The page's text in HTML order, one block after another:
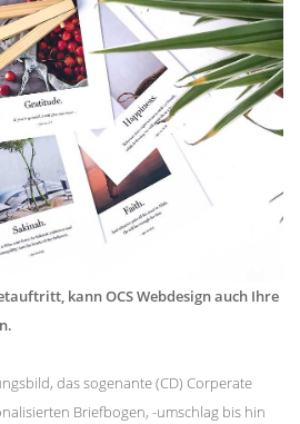
kann OCS Webdesign auch Ihre
das sogenante (CD) Corperate
Briefbogen, -umschlag bis hin